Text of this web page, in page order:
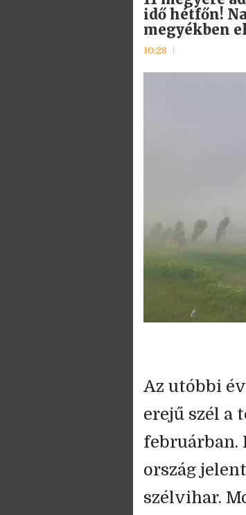
idő hétfőn!
megyékben
10:28
Az utóbbi
erejű szél a
februárban.
ország
szélvihar.